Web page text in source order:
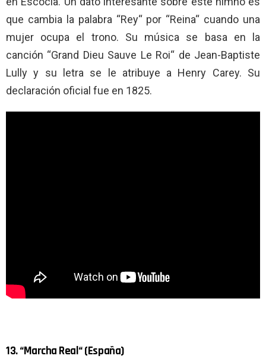
que cambia la palabra “Rey“ por “Reina“ cuando una
mujer ocupa el trono. Su música se basa en la
canción “Grand Dieu Sauve Le Roi“ de Jean-Baptiste
Lully y su letra se le atribuye a Henry Carey. Su
declaración oficial fue en 1825.
13. “Marcha Real“ (España)